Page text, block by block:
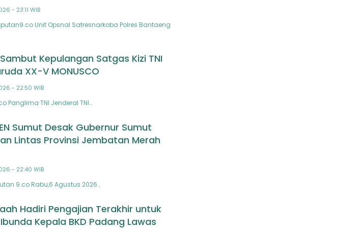
- 23:11 WIB
Unit Opsnal Satresnarkoba Polres Bantaeng
Kepulangan Satgas Kizi TNI
XX-V MONUSCO
- 22:50 WIB
Panglima TNI Jenderal TNI…
Sumut Desak Gubernur Sumut
Lintas Provinsi Jembatan Merah
- 22:40 WIB
9.co Rabu,6 Agustus 2026…
Hadiri Pengajian Terakhir untuk
Kepala BKD Padang Lawas